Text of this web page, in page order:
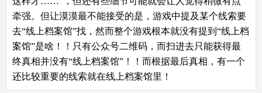
牵强。但让漠漠最不能接受的是，游戏中提及某个线索要
去“线上档案馆”找，然而整个游戏根本就没有提到“线上档
案馆”是啥！！只有公众号二维码，而扫进去只能获得最
终真相并没有“线上档案馆”！！而根据最后真相，有一个
还比较重要的线索就在线上档案馆里！